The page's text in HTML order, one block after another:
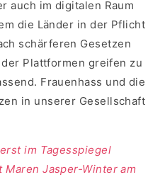
auch im digitalen Raum
die Länder in der Pflicht
schärferen Gesetzen
Plattformen greifen zu
Frauenhass und die
in unserer Gesellschaft
im Tagesspiegel
Jasper-Winter am